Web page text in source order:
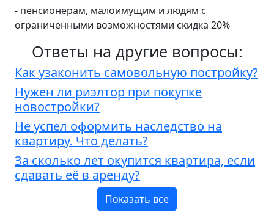
- пенсионерам, малоимущим и людям с
ограниченными возможностями скидка 20%
Ответы на другие вопросы:
Как узаконить самовольную постройку?
Нужен ли риэлтор при покупке
новостройки?
Не успел оформить наследство на
квартиру. Что делать?
За сколько лет окупится квартира, если
сдавать её в аренду?
Показать все